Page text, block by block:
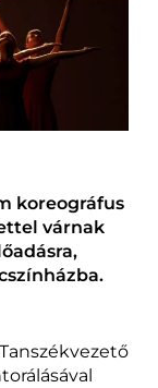
koreográfus
várnak